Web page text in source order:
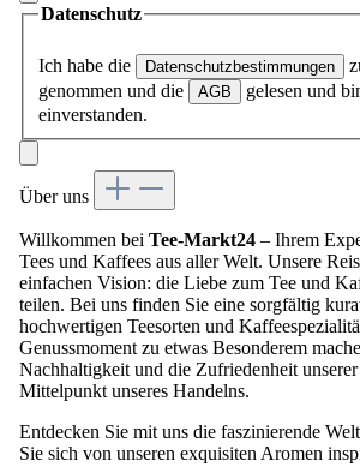
Datenschutz
Ich habe die Datenschutzbestimmungen
genommen und die
AGB
gelesen und
einverstanden.
Über uns
Willkommen bei Tee-Markt24 – Ihrem
Tees und Kaffees aus aller Welt. Unsere
einfachen Vision: die Liebe zum Tee und
teilen. Bei uns finden Sie eine sorgfältig
hochwertigen Teesorten und
Genussmoment zu etwas Besonderem
Nachhaltigkeit und die Zufriedenheit
Mittelpunkt unseres Handelns.
Entdecken Sie mit uns die faszinierende
Sie sich von unseren exquisiten Aromen